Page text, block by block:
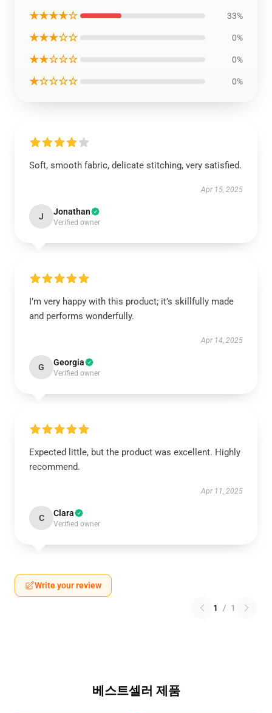
★★★★☆ 33%
★★★☆☆ 0%
★★☆☆☆ 0%
★☆☆☆☆ 0%
Soft, smooth fabric, delicate stitching, very satisfied.
Apr 15, 2025
J Jonathan
Verified owner
I’m very happy with this product; it’s skillfully made
and performs wonderfully.
Apr 14, 2025
G Georgia
Verified owner
Expected little, but the product was excellent. Highly
recommend.
Apr 11, 2025
C Clara
Verified owner
Write your review
1 / 1
베스트셀러 제품